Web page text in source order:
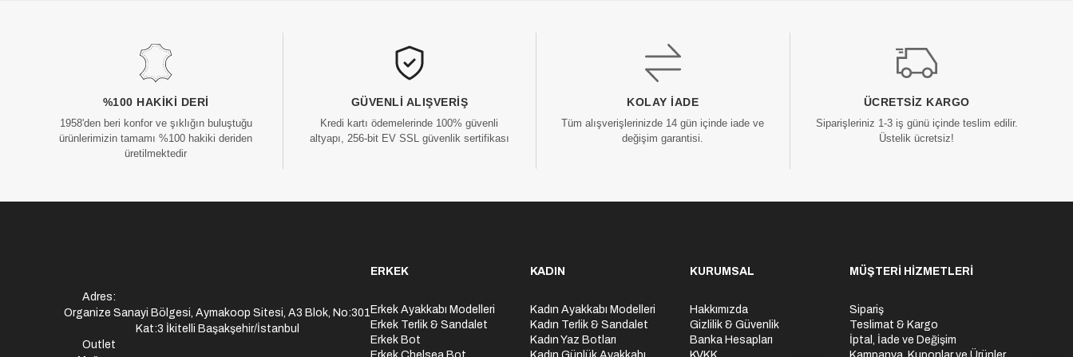
%100 HAKIKI DERI
1958'den beri konfor ve şıklığın buluştuğu
ürünlerimizin tamamı %100 hakiki deriden
üretilmektedir
GÜVENLI ALIŞVERIŞ
Kredi kartı ödemelerinde 100% güvenli
altyapı, 256-bit EV SSL güvenlik sertifikası
KOLAY İADE
Tüm alışverişlerinizde 14 gün içinde iade ve
değişim garantisi.
ÜCRETSIZ KARGO
Siparişleriniz 1-3 iş günü içinde teslim edilir.
Üstelik ücretsiz!
Adres:
Organize Sanayi Bölgesi, Aymakoop Sitesi, A3 Blok, No:301
Kat:3 İkitelli Başakşehir/İstanbul
Outlet
ERKEK
Erkek Ayakkabı Modelleri
Erkek Terlik & Sandalet
Erkek Bot
KADIN
Kadın Ayakkabı Modelleri
Kadın Terlik & Sandalet
Kadın Yaz Botları
KURUMSAL
Hakkımızda
Gizlilik & Güvenlik
Banka Hesapları
MÜŞTERİ HİZMETLERİ
Sipariş
Teslimat & Kargo
İptal, İade ve Değişim